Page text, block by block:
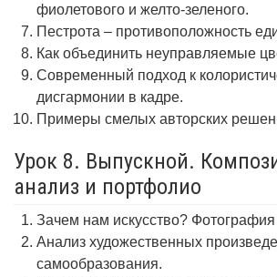
фиолетового и желто-зеленого.
Пестрота – противоположность
Как объединить неуправляемые
Современный подход к
дисгармонии в кадре.
Примеры смелых авторских
Урок 8. Выпускной.
анализ и портфолио
Зачем нам искусство? Фотография
Анализ художественных
самообразования.